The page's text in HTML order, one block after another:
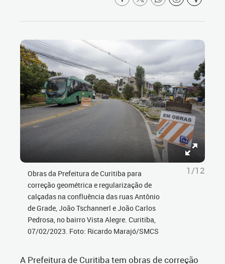
Obras da Prefeitura de Curitiba para
correção geométrica e regularização de
calçadas na confluência das ruas Antônio
de Grade, João Tschannerl e João Carlos
Pedrosa, no bairro Vista Alegre. Curitiba,
07/02/2023. Foto: Ricardo Marajó/SMCS
1/12
A Prefeitura de Curitiba tem obras de correção